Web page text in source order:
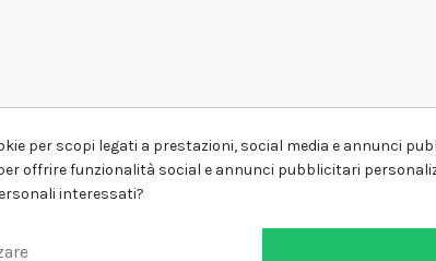
per scopi legati a prestazioni, social media e annunci
offrire funzionalità social e annunci pubblicitari
interessati?